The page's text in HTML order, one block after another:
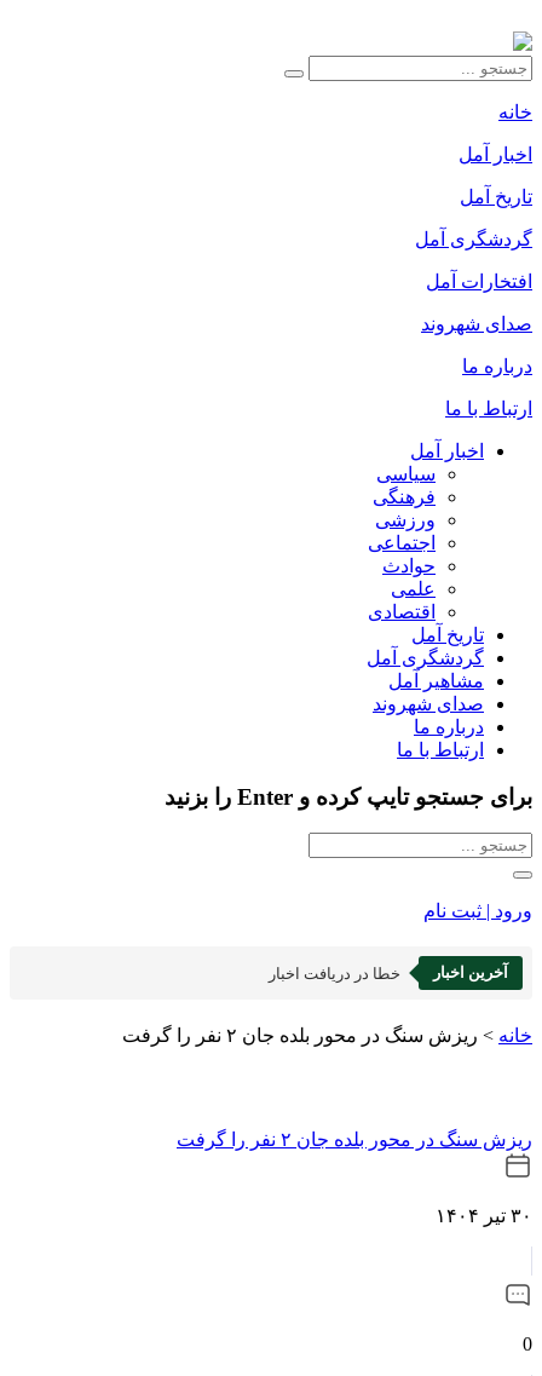
خانه
اخبار آمل
تاریخ آمل
گردشگری آمل
افتخارات آمل
صدای شهروند
درباره ما
ارتباط با ما
اخبار آمل
سیاسی
فرهنگی
ورزشی
اجتماعی
حوادث
علمی
اقتصادی
تاریخ آمل
گردشگری آمل
مشاهیر آمل
صدای شهروند
درباره ما
ارتباط با ما
برای جستجو تایپ کرده و Enter را بزنید
ورود | ثبت نام
آخرین اخبار خطا در دریافت اخبار
خانه > ریزش سنگ در محور بلده جان ۲ نفر را گرفت
ریزش سنگ در محور بلده جان ۲ نفر را گرفت
۳۰ تیر ۱۴۰۴
0